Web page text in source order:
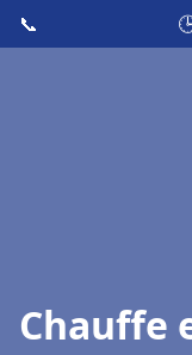
📞
Chauffe